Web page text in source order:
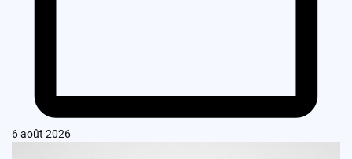
6 août 2026